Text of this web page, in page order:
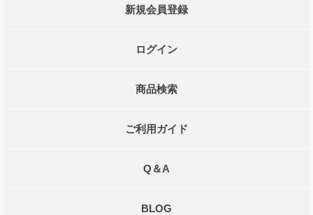
新規会員登録
ログイン
商品検索
ご利用ガイド
Q＆A
BLOG